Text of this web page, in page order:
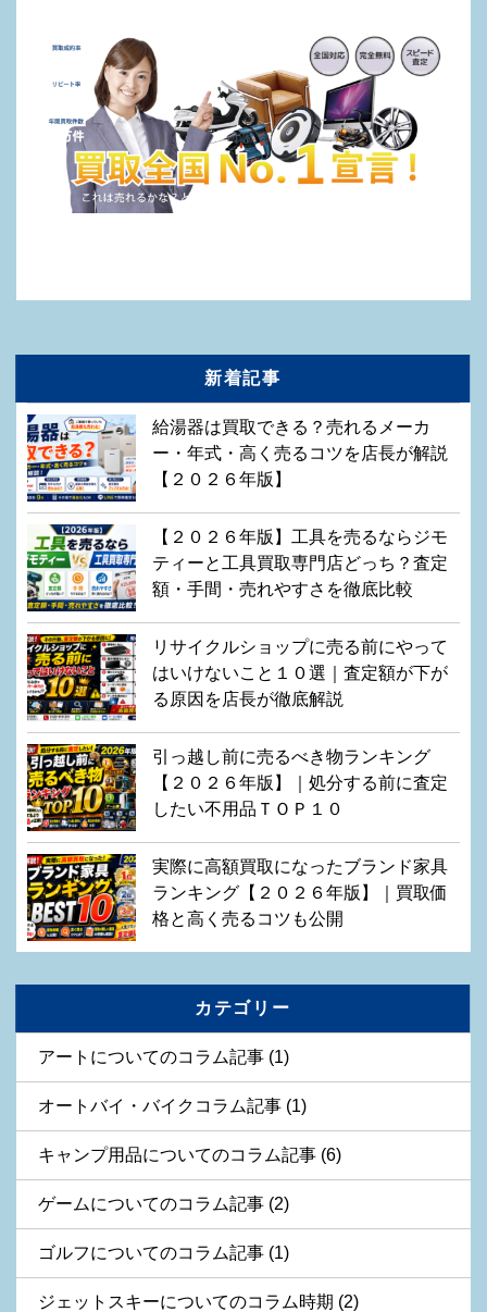
新着記事
給湯器は買取できる？売れるメーカ
ー・年式・高く売るコツを店長が解説
【２０２６年版】
【２０２６年版】工具を売るならジモ
ティーと工具買取専門店どっち？査定
額・手間・売れやすさを徹底比較
リサイクルショップに売る前にやって
はいけないこと１０選｜査定額が下が
る原因を店長が徹底解説
引っ越し前に売るべき物ランキング
【２０２６年版】｜処分する前に査定
したい不用品ＴＯＰ１０
実際に高額買取になったブランド家具
ランキング【２０２６年版】｜買取価
格と高く売るコツも公開
カテゴリー
アートについてのコラム記事 (1)
オートバイ・バイクコラム記事 (1)
キャンプ用品についてのコラム記事 (6)
ゲームについてのコラム記事 (2)
ゴルフについてのコラム記事 (1)
ジェットスキーについてのコラム時期 (2)